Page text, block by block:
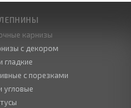
карнизы
с декором
гладкие
с порезками
угловые